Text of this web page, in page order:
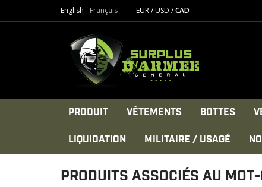
English Français EUR/USD /CAD
PRODUIT VÊTEMENTS BOTTES
LIQUIDATION MILITAIRE / USAGÉ
PRODUITS ASSOCIÉS AU